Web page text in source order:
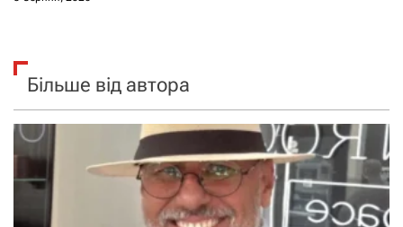
Більше від автора